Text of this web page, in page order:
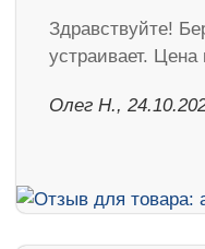
Здравствуйте!
устраивает.
Олег Н.,